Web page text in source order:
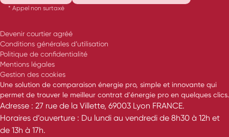
* Appel non surtaxé
Devenir courtier agréé
Conditions générales d’utilisation
Politique de confidentialité
Mentions légales
Gestion des cookies
Une solution de comparaison énergie pro, simple et innovante qui
permet de trouver le meilleur contrat d'énergie pro en quelques clics.
Adresse : 27 rue de la Villette, 69003 Lyon FRANCE.
Horaires d’ouverture : Du lundi au vendredi de 8h30 à 12h et
de 13h à 17h.